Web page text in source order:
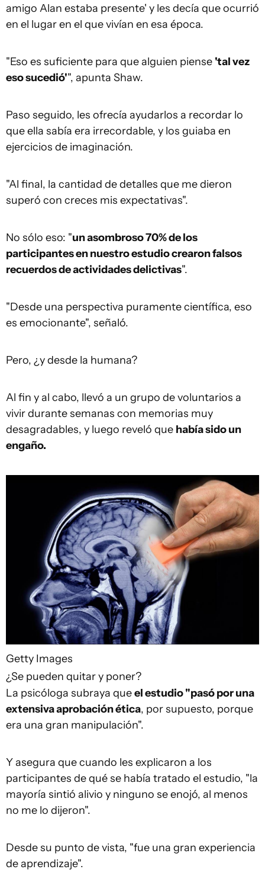
amigo Alan estaba presente' y les decía que ocurrió
en el lugar en el que vivían en esa época.
"Eso es suficiente para que alguien piense 'tal vez
eso sucedió'", apunta Shaw.
Paso seguido, les ofrecía ayudarlos a recordar lo
que ella sabía era irrecordable, y los guiaba en
ejercicios de imaginación.
"Al final, la cantidad de detalles que me dieron
superó con creces mis expectativas".
No sólo eso: "un asombroso 70% de los
participantes en nuestro estudio crearon falsos
recuerdos de actividades delictivas".
"Desde una perspectiva puramente científica, eso
es emocionante", señaló.
Pero, ¿y desde la humana?
Al fin y al cabo, llevó a un grupo de voluntarios a
vivir durante semanas con memorias muy
desagradables, y luego reveló que había sido un
engaño.
Getty Images
¿Se pueden quitar y poner?
La psicóloga subraya queel estudio "pasó por una
extensiva aprobación ética, por supuesto, porque
era una gran manipulación".
Y asegura que cuando les explicaron a los
participantes de qué se había tratado el estudio, "la
mayoría sintió alivio y ninguno se enojó, al menos
no me lo dijeron".
Desde su punto de vista, "fue una gran experiencia
de aprendizaje".